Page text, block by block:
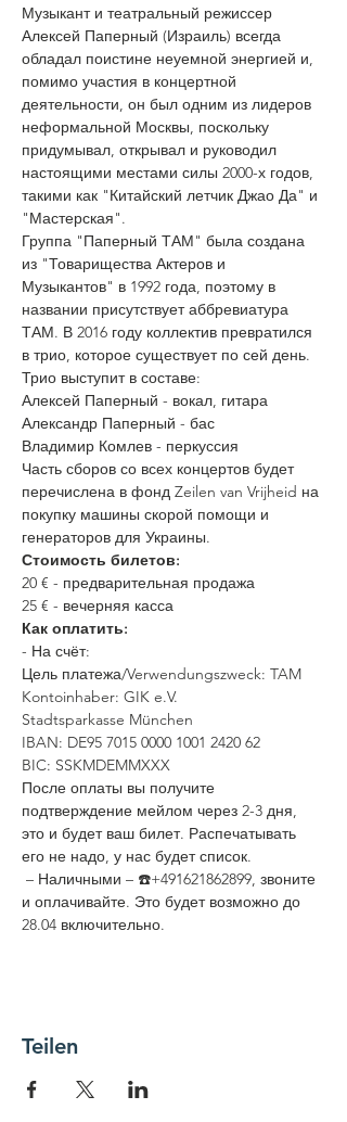
Музыкант и театральный режиссер
Алексей Паперный (Израиль) всегда
обладал поистине неуемной энергией и,
помимо участия в концертной
деятельности, он был одним из лидеров
неформальной Москвы, поскольку
придумывал, открывал и руководил
настоящими местами силы 2000-х годов,
такими как "Китайский летчик Джао Да" и
"Мастерская".
Группа "Паперный ТАМ" была создана
из "Товарищества Актеров и
Музыкантов" в 1992 года, поэтому в
названии присутствует аббревиатура
ТАМ. В 2016 году коллектив превратился
в трио, которое существует по сей день.
Трио выступит в составе:
Алексей Паперный - вокал, гитара
Александр Паперный - бас
Владимир Комлев - перкуссия
Часть сборов со всех концертов будет
перечислена в фонд Zeilen van Vrijheid на
покупку машины скорой помощи и
генераторов для Украины.
Стоимость билетов:
20 € - предварительная продажа
25 € - вечерняя касса
Как оплатить:
- На счёт:
Цель платежа/Verwendungszweck: TAM
Kontoinhaber: GIK e.V.
Stadtsparkasse München
IBAN: DE95 7015 0000 1001 2420 62
BIC: SSKMDEMMXXX
После оплаты вы получите
подтверждение мейлом через 2-3 дня,
это и будет ваш билет. Распечатывать
его не надо, у нас будет список.
– Наличными – ☎️+491621862899, звоните
и оплачивайте. Это будет возможно до
28.04 включительно.
Teilen